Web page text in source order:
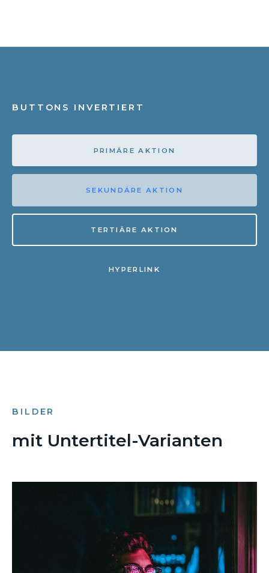
BUTTONS INVERTIERT
PRIMÄRE AKTION
SEKUNDÄRE AKTION
TERTIÄRE AKTION
HYPERLINK
BILDER
mit Untertitel-Varianten